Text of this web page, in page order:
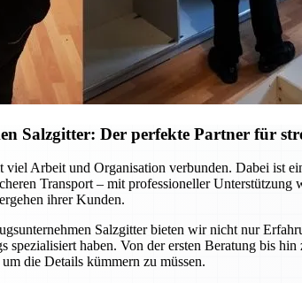
Salzgitter: Der perfekte Partner für
Arbeit und Organisation verbunden. Dabei ist
Transport – mit professioneller
ihrer Kunden.
Salzgitter bieten wir nicht nur
spezialisiert haben. Von der ersten Beratung bis
die Details kümmern zu müssen.